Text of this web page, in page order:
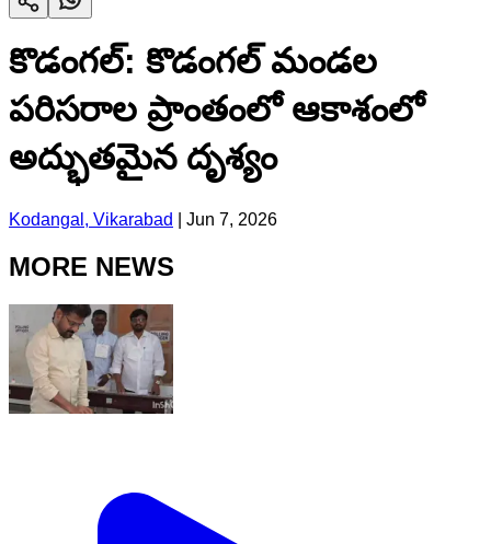
కొడంగల్: కొడంగల్ మండల
పరిసరాల ప్రాంతంలో ఆకాశంలో
అద్భుతమైన దృశ్యం
Kodangal, Vikarabad Jun 7, 2026
MORE NEWS